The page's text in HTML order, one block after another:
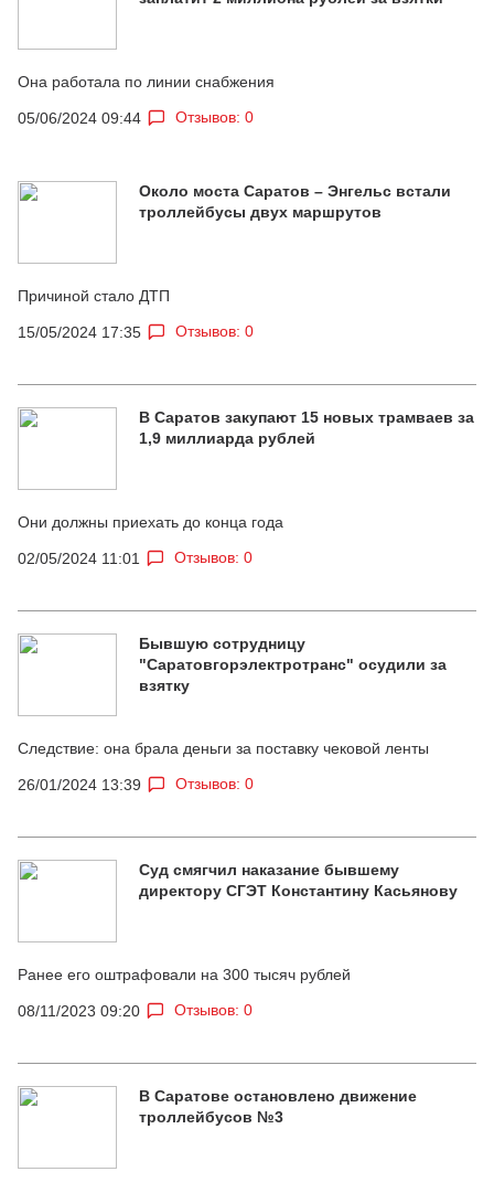
Она работала по линии снабжения
05/06/2024 09:44 Отзывов: 0
Около моста Саратов – Энгельс встали
троллейбусы двух маршрутов
Причиной стало ДТП
15/05/2024 17:35 Отзывов: 0
В Саратов закупают 15 новых трамваев за
1,9 миллиарда рублей
Они должны приехать до конца года
02/05/2024 11:01 Отзывов: 0
Бывшую сотрудницу
"Саратовгорэлектротранс" осудили за
взятку
Следствие: она брала деньги за поставку чековой ленты
26/01/2024 13:39 Отзывов: 0
Суд смягчил наказание бывшему
директору СГЭТ Константину Касьянову
Ранее его оштрафовали на 300 тысяч рублей
08/11/2023 09:20 Отзывов: 0
В Саратове остановлено движение
троллейбусов №3